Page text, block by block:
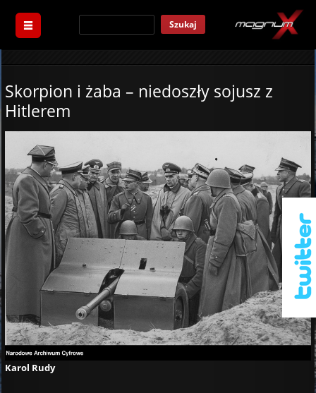
Szukaj
Skorpion i żaba – niedoszły sojusz z
Hitlerem
Karol Rudy